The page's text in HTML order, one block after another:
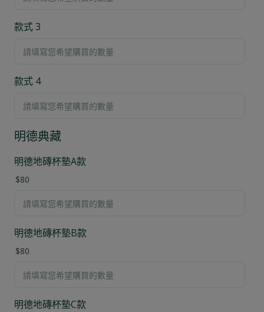
款式 3
款式 4
明德典藏
明德地磚杯墊A款
$80
明德地磚杯墊B款
$80
明德地磚杯墊C款